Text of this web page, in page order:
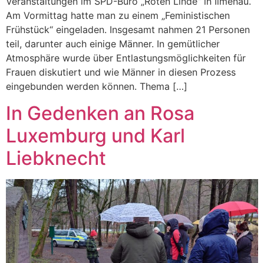
Am Vormittag hatte man zu einem „Feministischen
Frühstück“ eingeladen. Insgesamt nahmen 21 Personen
teil, darunter auch einige Männer. In gemütlicher
Atmosphäre wurde über Entlastungsmöglichkeiten für
Frauen diskutiert und wie Männer in diesen Prozess
eingebunden werden können. Thema […]
In Gedenken an Rosa
Luxemburg und Karl
Liebknecht